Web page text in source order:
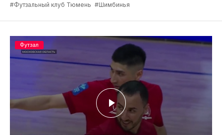
#Футзальный клуб Тюмень #Шимбинья
Футзал